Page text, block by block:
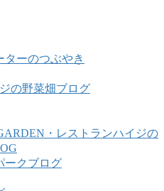
ターのつぶやき
の野菜畑ブログ
・レストランハイジの
ークブログ